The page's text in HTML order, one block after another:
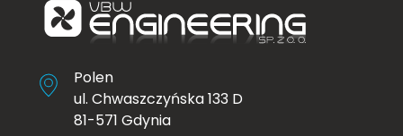
Polen